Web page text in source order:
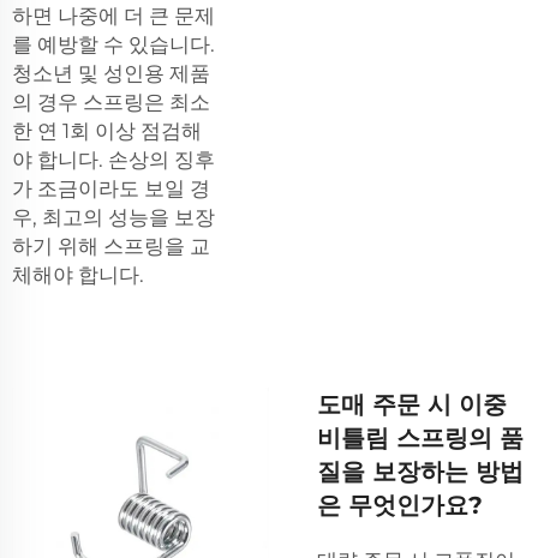
하면 나중에 더 큰 문제
를 예방할 수 있습니다.
청소년 및 성인용 제품
의 경우 스프링은 최소
한 연 1회 이상 점검해
야 합니다. 손상의 징후
가 조금이라도 보일 경
우, 최고의 성능을 보장
하기 위해 스프링을 교
체해야 합니다.
도매 주문 시 이중
비틀림 스프링의 품
질을 보장하는 방법
은 무엇인가요?